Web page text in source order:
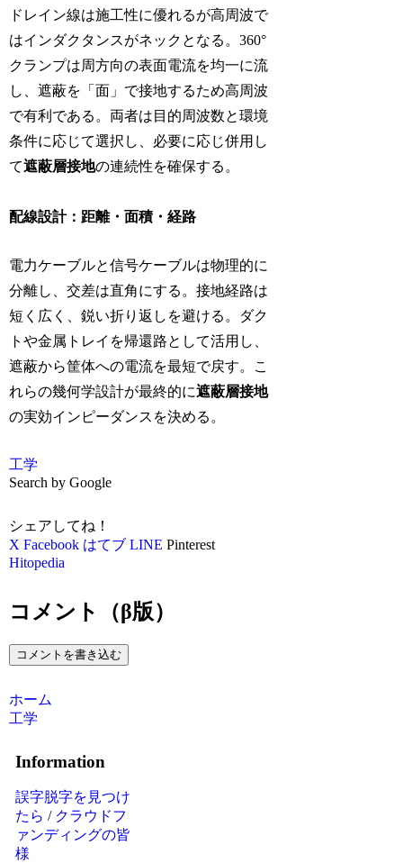
ドレイン線は施工性に優れるが高周波で
はインダクタンスがネックとなる。360°
クランプは周方向の表面電流を均一に流
し、遮蔽を「面」で接地するため高周波
で有利である。両者は目的周波数と環境
条件に応じて選択し、必要に応じ併用し
て遮蔽層接地の連続性を確保する。
配線設計：距離・面積・経路
電力ケーブルと信号ケーブルは物理的に
分離し、交差は直角にする。接地経路は
短く広く、鋭い折り返しを避ける。ダク
トや金属トレイを帰還路として活用し、
遮蔽から筐体への電流を最短で戻す。こ
れらの幾何学設計が最終的に遮蔽層接地
の実効インピーダンスを決める。
工学
Search by Google
シェアしてね！
X Facebook はてブ LINE Pinterest
Hitopedia
コメント（β版）
コメントを書き込む
ホーム
工学
Information
誤字脱字を見つけ
たら / クラウドフ
ァンディングの皆
様